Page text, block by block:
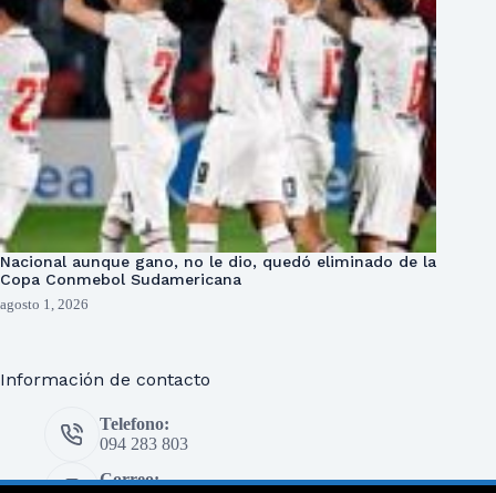
Nacional aunque gano, no le dio, quedó eliminado de la
Copa Conmebol Sudamericana
agosto 1, 2026
Información de contacto
Telefono:
094 283 803
Correo: